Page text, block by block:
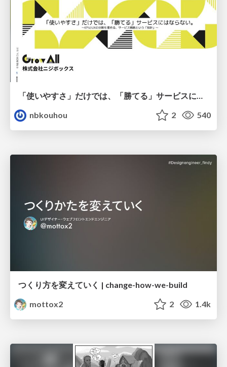
「使いやすさ」だけでは、「勝てる」サービスにはならない。〜KPIとUXの分断を埋める、サービス戦略という「指針」〜
nbkouhou
2 540
つくり方を変えていく | change-how-we-build
mottox2
2 1.4k